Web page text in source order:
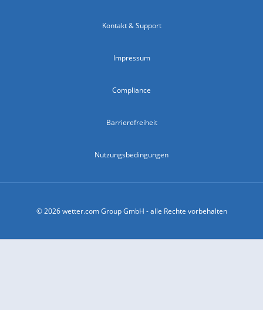
Kontakt & Support
Impressum
Compliance
Barrierefreiheit
Nutzungsbedingungen
© 2026 wetter.com Group GmbH - alle Rechte vorbehalten